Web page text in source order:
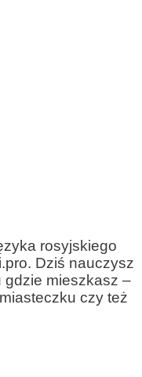
rosyjskiego
Dziś nauczysz
gdzie mieszkasz –
czy też